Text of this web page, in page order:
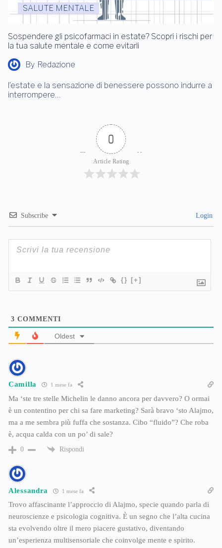
SALUTE MENTALE
Sospendere gli psicofarmaci in estate? Scopri i rischi per
la tua salute mentale e come evitarli
By Redazione
l’estate e la sensazione di benessere possono indurre a
interrompere…
0
Article Rating
Subscribe Login
{} [+]
3 COMMENTI
Oldest
Camilla 1 mese fa
Ma ‘ste tre stelle Michelin le danno ancora per davvero? O ormai
è un contentino per chi sa fare marketing? Sarà bravo ‘sto Alajmo,
ma a me sembra più fuffa che sostanza. Cibo “fluido”? Che roba
è, acqua calda con un po’ di sale?
0 Rispondi
Alessandra 1 mese fa
Trovo affascinante l’approccio di Alajmo, specie quando parla di
neuroscienze e psicologia cognitiva. È un segno che l’alta cucina
sta evolvendo oltre il mero piacere gustativo, diventando
un’esperienza multisensoriale che coinvolge mente e spirito.